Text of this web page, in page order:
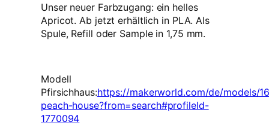
Unser neuer Farbzugang: ein helles
Apricot. Ab jetzt erhältlich in PLA. Als
Spule, Refill oder Sample in 1,75 mm.
Modell
Pfirsichhaus:https://makerworld.com/de/models/
peach-house?from=search#profileId-
1770094